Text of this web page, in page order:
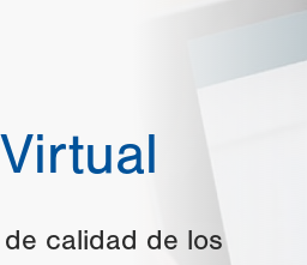
calidad de los